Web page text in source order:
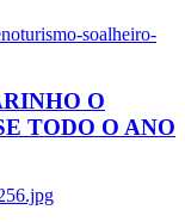
soalheiro-
O
TODO O ANO